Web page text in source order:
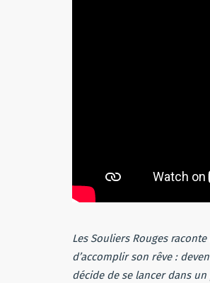
Les Souliers Rouges
d’accomplir son rêve :
décide de se lancer dans